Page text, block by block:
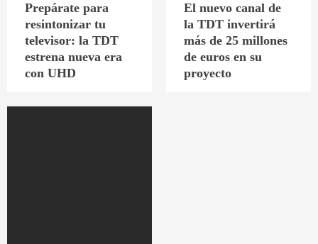
Prepárate para
resintonizar tu
televisor: la TDT
estrena nueva era
con UHD
El nuevo canal de
la TDT invertirá
más de 25 millones
de euros en su
proyecto